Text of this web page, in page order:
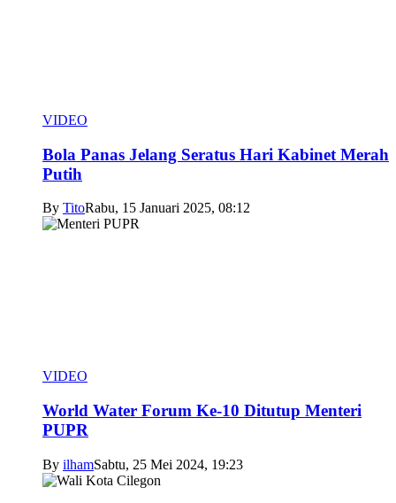
VIDEO
Bola Panas Jelang Seratus Hari Kabinet Merah
Putih
By TitoRabu, 15 Januari 2025, 08:12
VIDEO
World Water Forum Ke-10 Ditutup Menteri
PUPR
By ilhamSabtu, 25 Mei 2024, 19:23